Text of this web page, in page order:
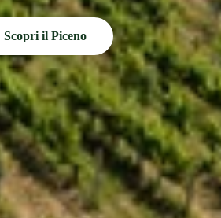
Scopri il Piceno